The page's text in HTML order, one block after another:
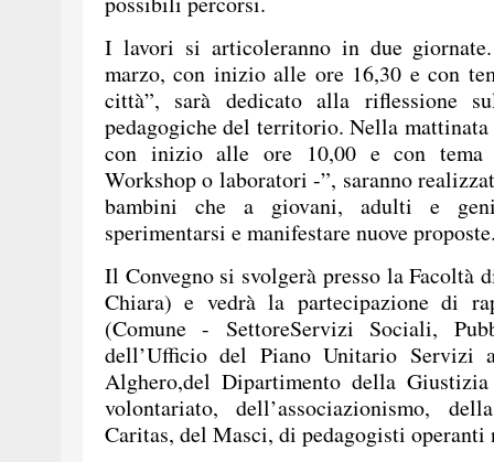
I lavori si articoleranno in due
marzo, con inizio alle ore 16,30 e con
città”, sarà dedicato alla riflessione
pedagogiche del territorio. Nella
con inizio alle ore 10,00 e con tema
Workshop o laboratori -”, saranno
bambini che a giovani, adulti e
sperimentarsi e manifestare nuove
Il Convegno si svolgerà presso la Facoltà
Chiara) e vedrà la partecipazione di
(Comune - SettoreServizi Sociali,
dell’Ufficio del Piano Unitario Servizi
Alghero,del Dipartimento della
volontariato, dell’associazionismo,
Caritas, del Masci, di pedagogisti